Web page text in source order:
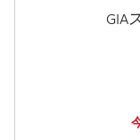
GIA